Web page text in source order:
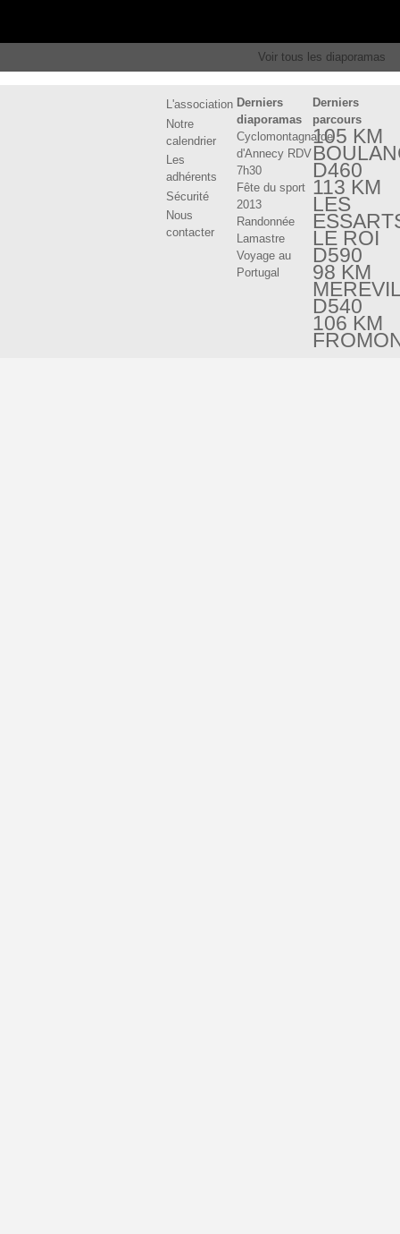
Voir tous les diaporamas
L'association
Notre
calendrier
Les
adhérents
Sécurité
Nous
contacter
Derniers
diaporamas
Cyclomontagnarde
d'Annecy RDV
7h30
Fête du sport
2013
Randonnée
Lamastre
Voyage au
Portugal
Derniers
parcours
105 KM
D460
113 KM
LES
LE ROI
D590
98 KM
D540
106 KM